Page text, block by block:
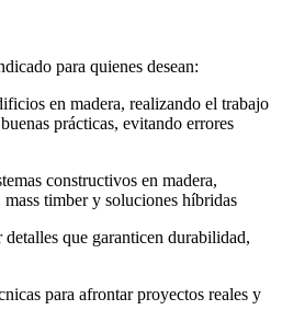
para quienes desean:
en madera, realizando el trabajo
prácticas, evitando errores
constructivos en madera,
timber y soluciones híbridas
que garanticen durabilidad,
para afrontar proyectos reales y